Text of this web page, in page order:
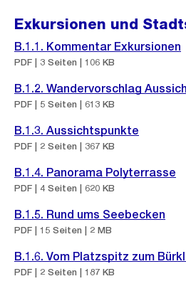
Exkursionen und
B.1.1. Kommentar Exkursionen
PDF | 3 Seiten | 106 KB
B.1.2. Wandervorschlag
PDF | 5 Seiten | 613 KB
B.1.3. Aussichtspunkte
PDF | 2 Seiten | 367 KB
B.1.4. Panorama Polyterrasse
PDF | 4 Seiten | 620 KB
B.1.5. Rund ums Seebecken
PDF | 15 Seiten | 2 MB
B.1.6. Vom Platzspitz zum
PDF | 2 Seiten | 187 KB